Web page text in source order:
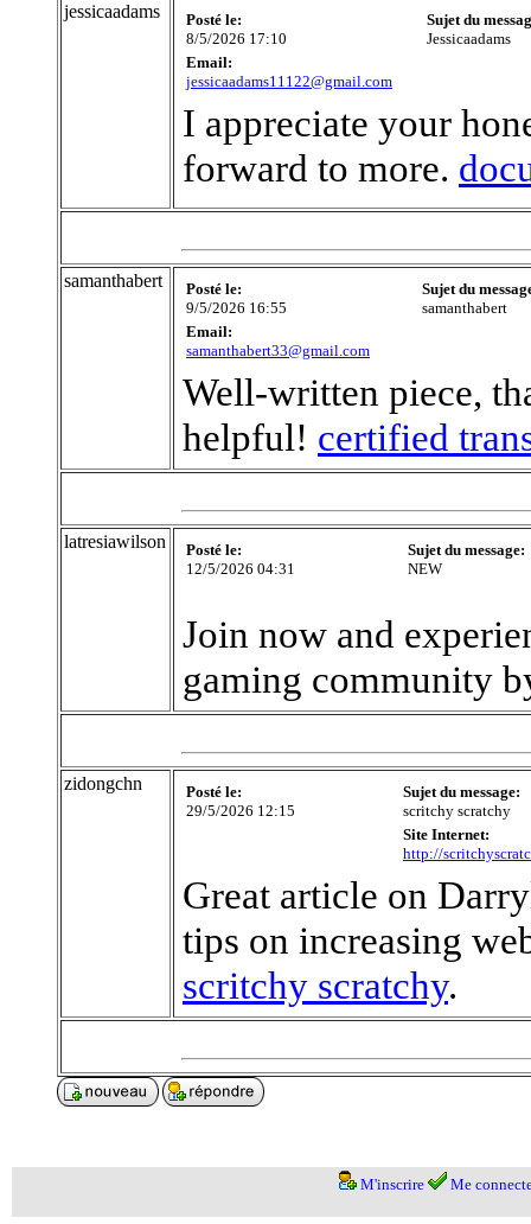
jessicaadams
Posté le:
8/5/2026 17:10
Sujet du
Jessicaadams
Email:
jessicaadams11122@gmail.com
I appreciate your
forward to more.
samanthabert
Posté le:
9/5/2026 16:55
Sujet du
samanthabert
Email:
samanthabert33@gmail.com
Well-written piece,
helpful! certified
latresiawilson
Posté le:
12/5/2026 04:31
Sujet du message:
NEW
Join now and
gaming community
zidongchn
Posté le:
29/5/2026 12:15
Sujet du message:
scritchy scratchy
Site Internet:
http://
Great article on
tips on increasing
scritchy scratchy.
M'inscrire Me